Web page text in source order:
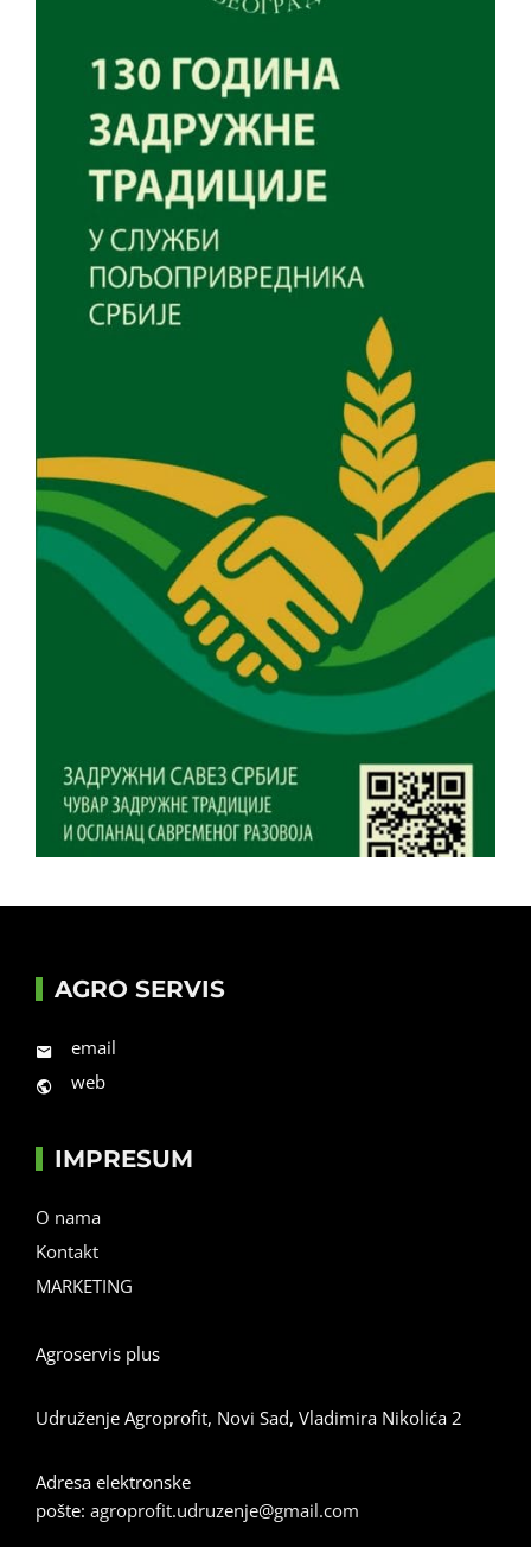
AGRO SERVIS
email
web
IMPRESUM
O nama
Kontakt
MARKETING
Agroservis plus
Udruženje Agroprofit, Novi Sad, Vladimira Nikolića 2
Adresa elektronske
pošte: agroprofit.udruzenje@gmail.com